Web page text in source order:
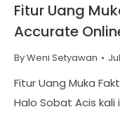
Fitur Uang
Accurate
ByWeni Setyawan
Fitur Uang Muka
Halo Sobat Acis